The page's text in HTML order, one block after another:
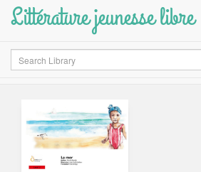
Littérature jeunesse libre
Search